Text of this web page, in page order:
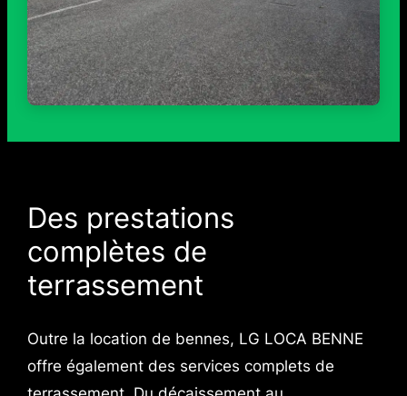
Des prestations
complètes de
terrassement
Outre la location de bennes, LG LOCA BENNE
offre également des services complets de